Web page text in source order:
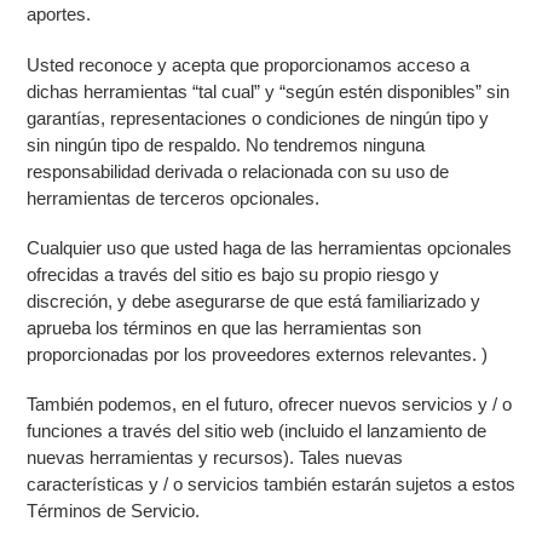
aportes.
Usted reconoce y acepta que proporcionamos acceso a
dichas herramientas “tal cual” y “según estén disponibles” sin
garantías, representaciones o condiciones de ningún tipo y
sin ningún tipo de respaldo. No tendremos ninguna
responsabilidad derivada o relacionada con su uso de
herramientas de terceros opcionales.
Cualquier uso que usted haga de las herramientas opcionales
ofrecidas a través del sitio es bajo su propio riesgo y
discreción, y debe asegurarse de que está familiarizado y
aprueba los términos en que las herramientas son
proporcionadas por los proveedores externos relevantes. )
También podemos, en el futuro, ofrecer nuevos servicios y / o
funciones a través del sitio web (incluido el lanzamiento de
nuevas herramientas y recursos). Tales nuevas
características y / o servicios también estarán sujetos a estos
Términos de Servicio.